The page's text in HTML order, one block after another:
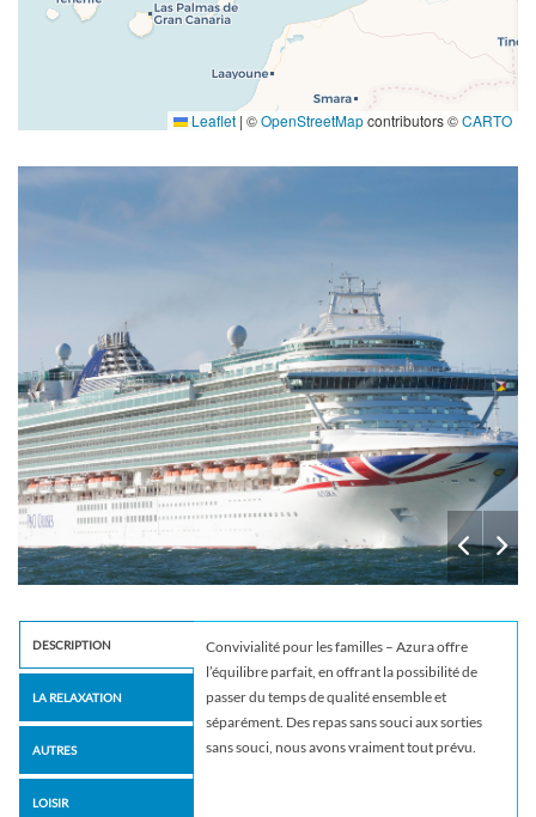
Leaflet | ©OpenStreetMapcontributors ©CARTO
DESCRIPTION
LA RELAXATION
AUTRES
LOISIR
Convivialité pour les familles – Azura offre
l’équilibre parfait, en offrant la possibilité de
passer du temps de qualité ensemble et
séparément. Des repas sans souci aux sorties
sans souci, nous avons vraiment tout prévu.